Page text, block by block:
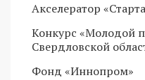
Акселератор
Конкурс «Молодой
Свердловской
Фонд «Иннопром»